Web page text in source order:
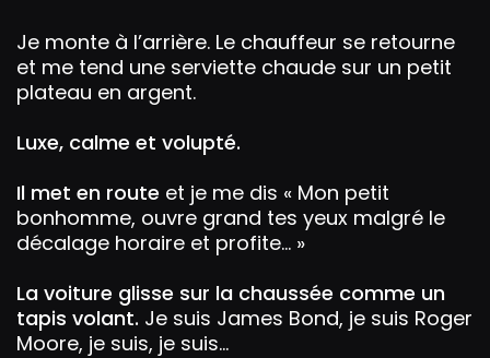
Je monte à l’arrière. Le chauffeur se retourne
et me tend une serviette chaude sur un petit
plateau en argent.
Luxe, calme et volupté.
Il met en route et je me dis « Mon petit
bonhomme, ouvre grand tes yeux malgré le
décalage horaire et profite… »
La voiture glisse sur la chaussée comme un
tapis volant. Je suis James Bond, je suis Roger
Moore, je suis, je suis…